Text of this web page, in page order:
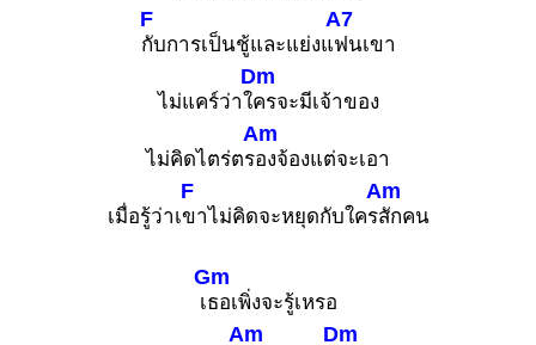
F
กับการเป็นชู้และแย่งแ
A7
ฟนเขา
ไม่แคร์ว่าใ
Dm
ครจะมีเจ้าของ
ไม่คิดไตร่ตร
Am
องจ้องแต่จะเอา
เมื่อรู้ว่าเ
F
ขาไม่คิดจะหยุดกับใคร
Am
สักคน
เ
Gm
ธอเพิ่งจะรู้เหรอ
Am Dm